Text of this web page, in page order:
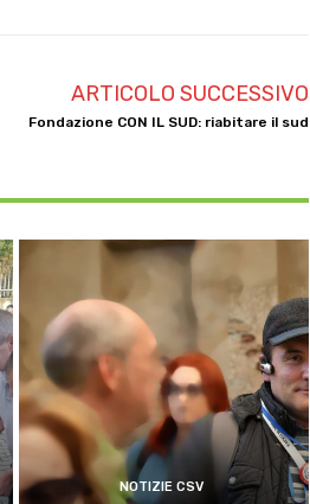
ARTICOLO SUCCESSIVO
Fondazione CON IL SUD: riabitare il sud
NOTIZIE CSV